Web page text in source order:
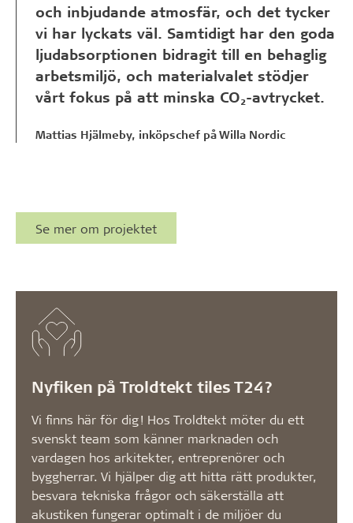
och inbjudande atmosfär, och det tycker
vi har lyckats väl. Samtidigt har den goda
ljudabsorptionen bidragit till en behaglig
arbetsmiljö, och materialvalet stödjer
vårt fokus på att minska CO₂-avtrycket.
Mattias Hjälmeby, inköpschef på Willa Nordic
Se mer om projektet
Nyfiken på Troldtekt tiles T24?
Vi finns här för dig! Hos Troldtekt möter du ett
svenskt team som känner marknaden och
vardagen hos arkitekter, entreprenörer och
byggherrar. Vi hjälper dig att hitta rätt produkter,
besvara tekniska frågor och säkerställa att
akustiken fungerar optimalt i de miljöer du